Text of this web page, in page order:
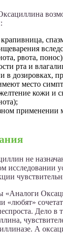
крапивница,
рвота,
рта и
в дозировках,
место
кожи и
применении
не
исследовании
«Аналоги
«любят»
Дело в
А